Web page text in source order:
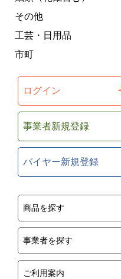
その他
工芸・日用品
市町
ログイン
事業者新規登録
バイヤー新規登録
商品を探す
事業者を探す
ご利用案内